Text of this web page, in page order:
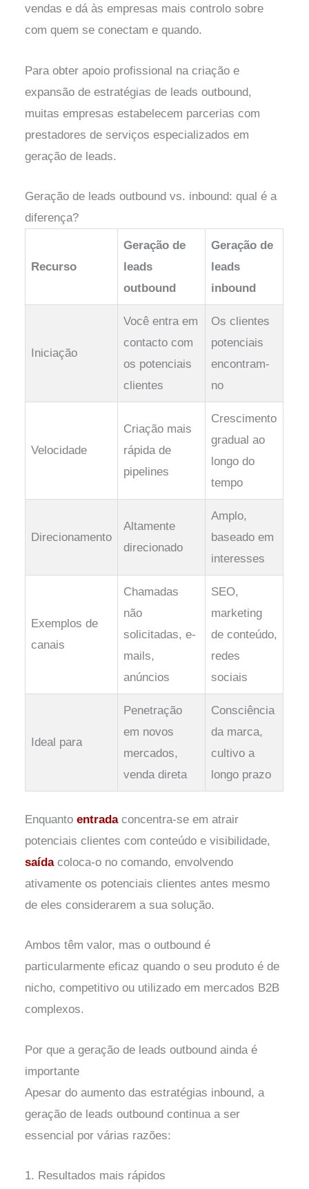
vendas e dá às empresas mais controlo sobre
com quem se conectam e quando.
Para obter apoio profissional na criação e
expansão de estratégias de leads outbound,
muitas empresas estabelecem parcerias com
prestadores de serviços especializados em
geração de leads.
Geração de leads outbound vs. inbound: qual é a
diferença?
Recurso
Geração de
leads
outbound
Geração de
leads
inbound
Iniciação
Você entra em
contacto com
os potenciais
clientes
Os clientes
potenciais
encontram-
no
Velocidade
Criação mais
rápida de
pipelines
Crescimento
gradual ao
longo do
tempo
Direcionamento
Altamente
direcionado
Amplo,
baseado em
interesses
Exemplos de
canais
Chamadas
não
solicitadas, e-
mails,
anúncios
SEO,
marketing
de conteúdo,
redes
sociais
Ideal para
Penetração
em novos
mercados,
venda direta
Consciência
da marca,
cultivo a
longo prazo
Enquantoentradaconcentra-se em atrair
potenciais clientes com conteúdo e visibilidade,
saídacoloca-o no comando, envolvendo
ativamente os potenciais clientes antes mesmo
de eles considerarem a sua solução.
Ambos têm valor, mas o outbound é
particularmente eficaz quando o seu produto é de
nicho, competitivo ou utilizado em mercados B2B
complexos.
Por que a geração de leads outbound ainda é
importante
Apesar do aumento das estratégias inbound, a
geração de leads outbound continua a ser
essencial por várias razões:
1. Resultados mais rápidos